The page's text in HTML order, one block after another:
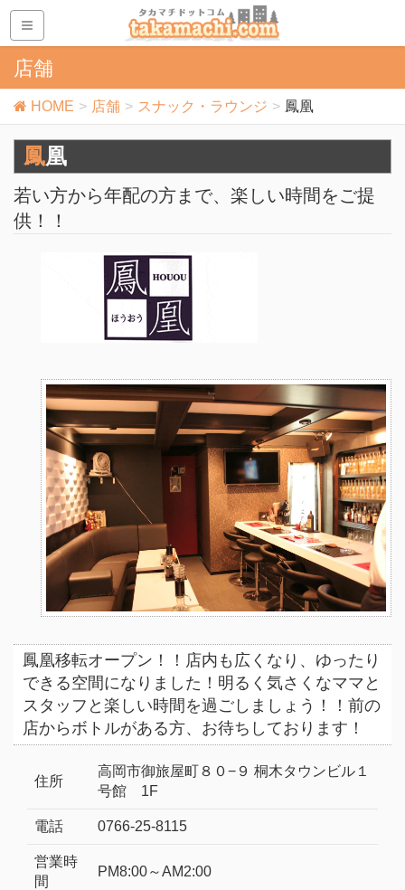
店舗
HOME 店舗 スナック・ラウンジ 鳳凰
鳳凰
若い方から年配の方まで、楽しい時間をご提
供！！
鳳凰移転オープン！！店内も広くなり、ゆったり
できる空間になりました！明るく気さくなママと
スタッフと楽しい時間を過ごしましょう！！前の
店からボトルがある方、お待ちしております！
住所
高岡市御旅屋町８０−９ 桐木タウンビル１
号館 1F
電話 0766-25-8115
営業時
間
PM8:00～AM2:00